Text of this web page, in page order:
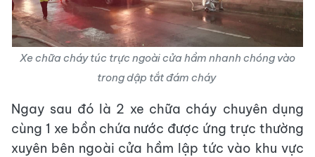
Xe chữa cháy túc trực ngoài cửa hầm nhanh chóng vào
trong dập tắt đám cháy
Ngay sau đó là 2 xe chữa cháy chuyên dụng
cùng 1 xe bồn chứa nước được ứng trực thường
xuyên bên ngoài cửa hầm lập tức vào khu vực